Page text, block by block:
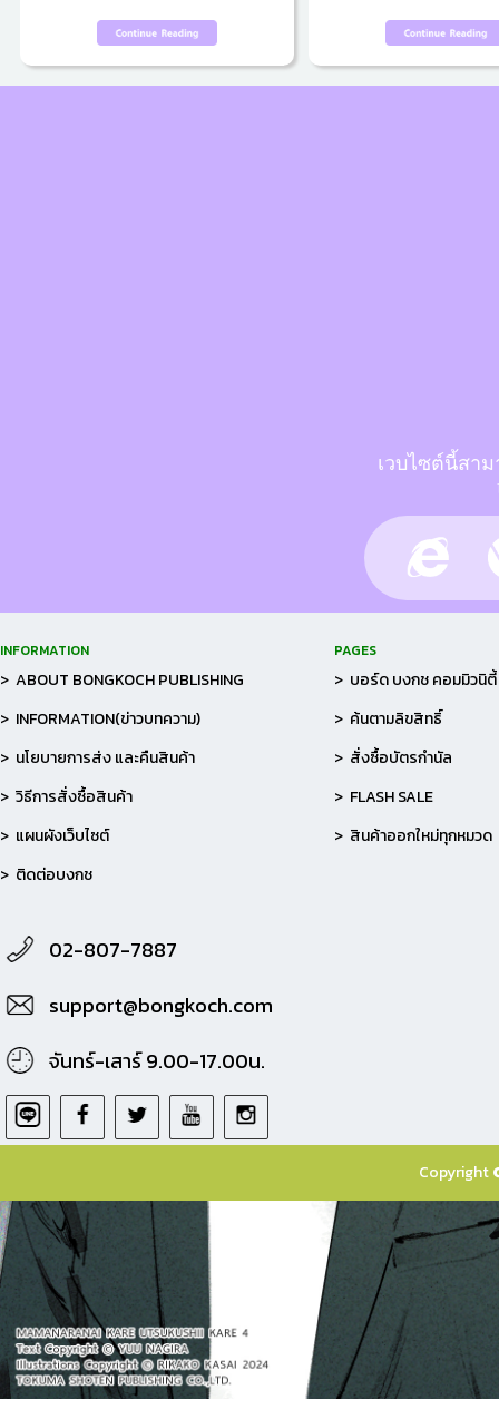
เวบไซต์นี้สา
INFORMATION
> ABOUT BONGKOCH PUBLISHING
> INFORMATION(ข่าวบทความ)
> นโยบายการส่ง และคืนสินค้า
> วิธีการสั่งซื้อสินค้า
> แผนผังเว็บไซต์
> ติดต่อบงกช
PAGES
> บอร์ด บงกช คอมมิวนิตี้
> ค้นตามลิขสิทธิ์
> สั่งซื้อบัตรกำนัล
> FLASH SALE
> สินค้าออกใหม่ทุกหมวด
02-807-7887
support@bongkoch.com
จันทร์-เสาร์ 9.00-17.00น.
Copyright